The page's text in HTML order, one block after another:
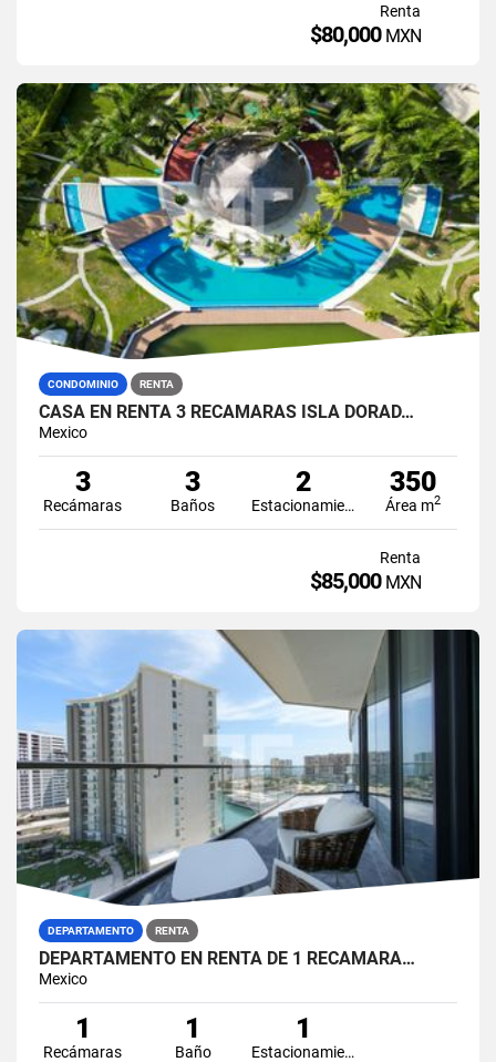
Renta
$80,000 MXN
CONDOMINIO RENTA
CASA EN RENTA 3 RECÁMARAS ISLA DORAD…
Mexico
3
Recámaras
3
Baños
2
Estacionamiento
350
Área m2
Renta
$85,000 MXN
DEPARTAMENTO RENTA
DEPARTAMENTO EN RENTA DE 1 RECAMARA…
Mexico
1
Recámaras
1
Baño
1
Estacionamiento